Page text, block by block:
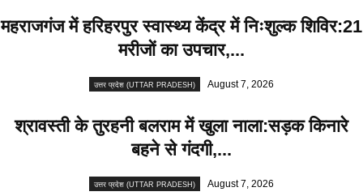
महराजगंज में हरिहरपुर स्वास्थ्य केंद्र में निःशुल्क शिविर:21
मरीजों का उपचार,...
उत्तर प्रदेश (UTTAR PRADESH) August 7, 2026
श्रावस्ती के तुरहनी बलराम में खुला नाला:सड़क किनारे
बहने से गंदगी,...
उत्तर प्रदेश (UTTAR PRADESH) August 7, 2026